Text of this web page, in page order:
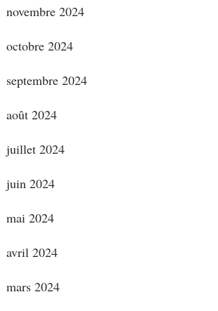
novembre 2024
octobre 2024
septembre 2024
août 2024
juillet 2024
juin 2024
mai 2024
avril 2024
mars 2024